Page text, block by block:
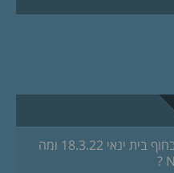
ארוע ניקיון בחוף בית ינאי 18.3.22 ומה